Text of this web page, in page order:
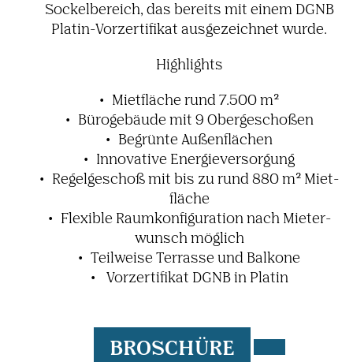
Sockel­be­reich, das bereits mit einem DGNB
Platin-Vorzer­ti­fikat ausge­zeichnet wurde.
High­lights
Miet­fläche rund 7.500 m²
Büro­ge­bäude mit 9 Ober­ge­schoßen
Begrünte Außen­flä­chen
Inno­va­tive Ener­gie­ver­sor­gung
Regel­ge­schoß mit bis zu rund 880 m² Miet­
fläche
Flexible Raum­kon­fi­gu­ra­tion nach Mieter­
wunsch möglich
Teil­weise Terrasse und Balkone
Vorzer­ti­fikat DGNB in Platin
BROSCHÜRE